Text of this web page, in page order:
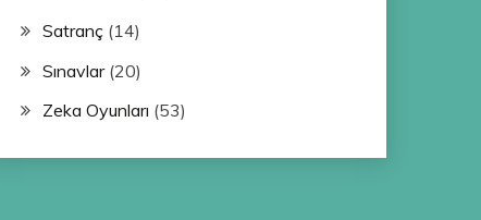
Satranç(14)
Sınavlar(20)
Zeka Oyunları (53)